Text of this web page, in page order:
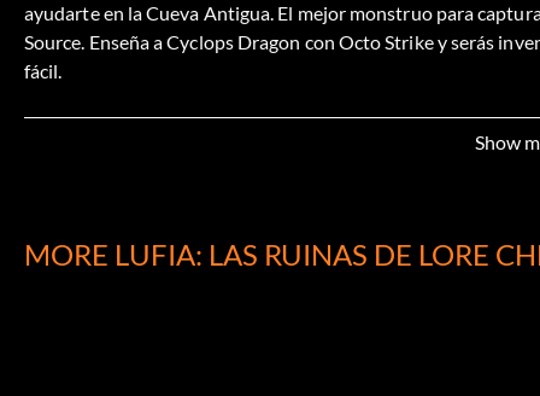
ayudarte en la Cueva Antigua. El mejor monstruo para
Source. Enseña a Cyclops Dragon con Octo Strike y serás
fácil.
Puedes conseguir la Armadura Lucinia en los pisos 36 al 60.
Show
MORE LUFIA: LAS RUINAS DE LORE